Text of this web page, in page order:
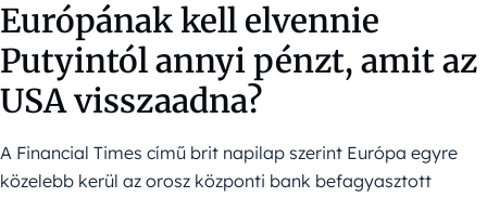
Európának kell elvennie
Putyintól annyi pénzt, amit az
USA visszaadna?
A Financial Times című brit napilap szerint Európa egyre
közelebb kerül az orosz központi bank befagyasztott